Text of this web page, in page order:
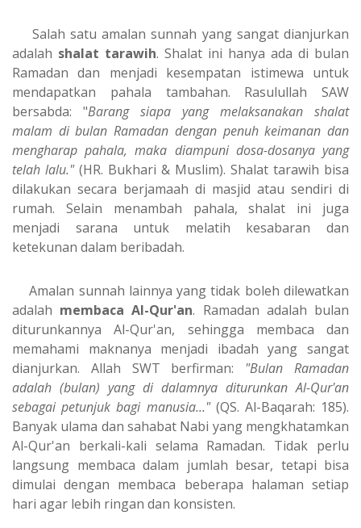
Salah satu amalan sunnah yang sangat dianjurkan
adalah shalat tarawih. Shalat ini hanya ada di bulan
Ramadan dan menjadi kesempatan istimewa untuk
mendapatkan pahala tambahan. Rasulullah SAW
bersabda: "Barang siapa yang melaksanakan shalat
malam di bulan Ramadan dengan penuh keimanan dan
mengharap pahala, maka diampuni dosa-dosanya yang
telah lalu."(HR. Bukhari & Muslim). Shalat tarawih bisa
dilakukan secara berjamaah di masjid atau sendiri di
rumah. Selain menambah pahala, shalat ini juga
menjadi sarana untuk melatih kesabaran dan
ketekunan dalam beribadah.
Amalan sunnah lainnya yang tidak boleh dilewatkan
adalah membaca Al-Qur'an. Ramadan adalah bulan
diturunkannya Al-Qur'an, sehingga membaca dan
memahami maknanya menjadi ibadah yang sangat
dianjurkan. Allah SWT berfirman: "Bulan Ramadan
adalah (bulan) yang di dalamnya diturunkan Al-Qur'an
sebagai petunjuk bagi manusia..." (QS. Al-Baqarah: 185).
Banyak ulama dan sahabat Nabi yang mengkhatamkan
Al-Qur'an berkali-kali selama Ramadan. Tidak perlu
langsung membaca dalam jumlah besar, tetapi bisa
dimulai dengan membaca beberapa halaman setiap
hari agar lebih ringan dan konsisten.